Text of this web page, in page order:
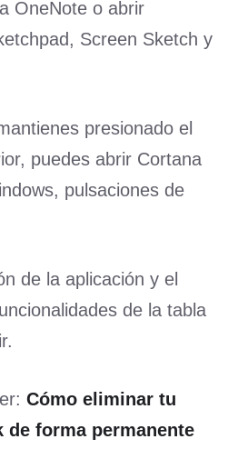
OneNote o abrir
Screen Sketch y
presionado el
puedes abrir Cortana
pulsaciones de
de la aplicación y el
de la tabla
Cómo eliminar tu
de forma permanente